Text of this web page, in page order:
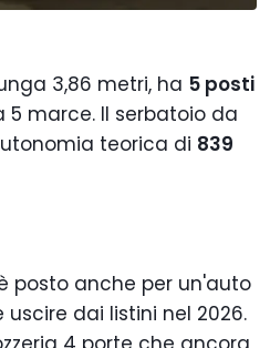
3,86 metri, ha 5 posti
marce. Il serbatoio da
teorica di 839
posto anche per un'auto
dai listini nel 2026.